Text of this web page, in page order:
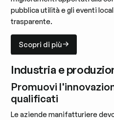
pubblica utilità e gli eventi
trasparente.
Scopri di più
Industria e
Promuovi
qualificati
Le aziende manifatturiere